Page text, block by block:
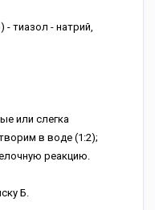
тиазол - натрий,
или слегка
в воде (1:2);
реакцию.
Б.